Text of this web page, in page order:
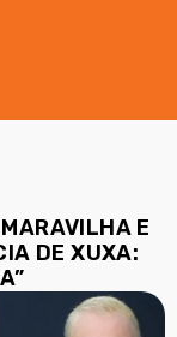
E
DE XUXA: